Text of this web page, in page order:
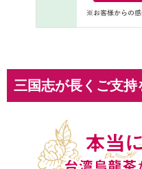
三国志が長くご支